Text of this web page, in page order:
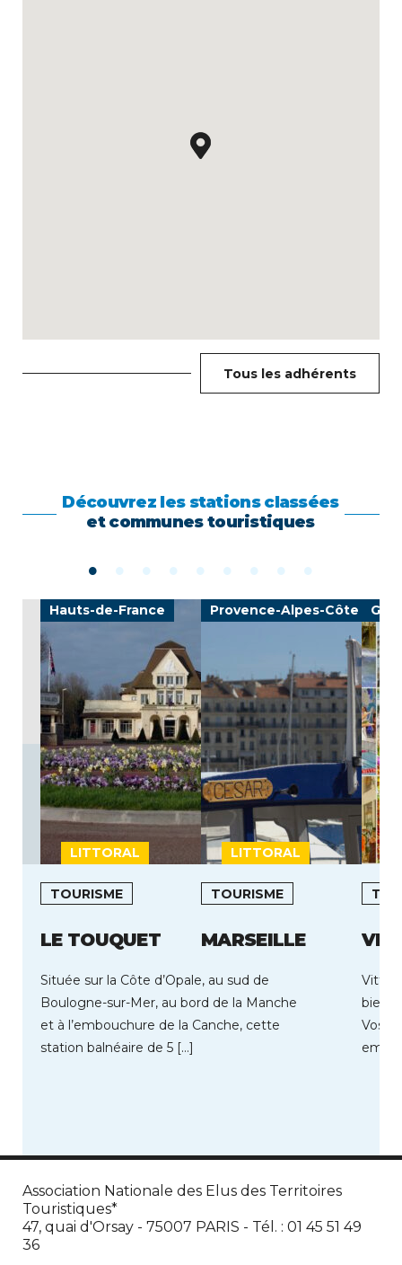
Tous les adhérents
Découvrez les stations classées
et communes touristiques
LITTORAL
Hauts-de-France
LITTORAL
TOURISME
LE TOUQUET
Située sur la Côte d’Opale, au sud de
Boulogne-sur-Mer, au bord de la Manche
et à l’embouchure de la Canche, cette
station balnéaire de 5 […]
Provence-Alpes-Côte
TOURISME
MARSEILLE
Vittel
Association Nationale des Elus des Territoires
Touristiques*
47, quai d'Orsay - 75007 PARIS - Tél. : 01 45 51 49
36